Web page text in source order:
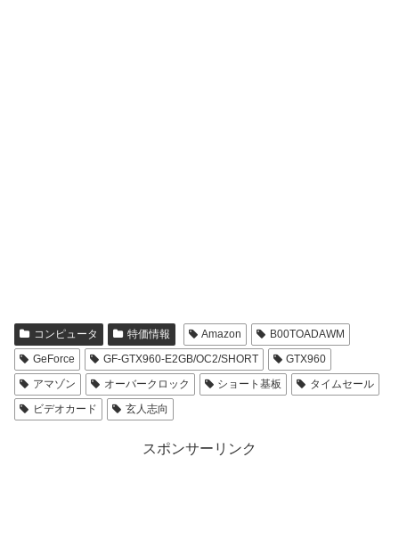
コンピュータ 特価情報 Amazon
B00TOADAWM
GeForce
GF-GTX960-E2GB/OC2/SHORT
GTX960
アマゾン
オーバークロック ショート基板
タイムセール
ビデオカード
玄人志向
スポンサーリンク